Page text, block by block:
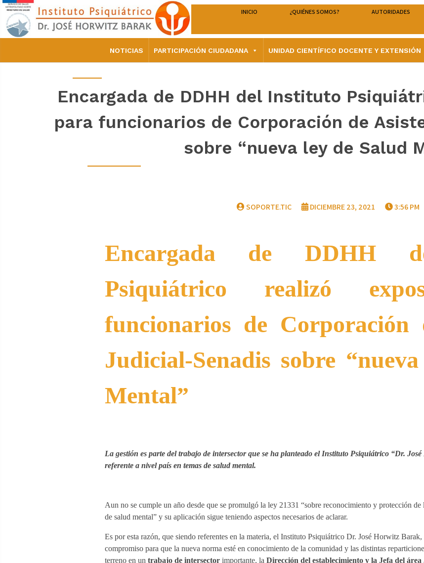
INICIO ¿QUIÉNES SOMOS? AUTORIDADES
NOTICIAS PARTICIPACIÓN CIUDADANA UNIDAD CIENTÍFICO DOCENTE Y EXTENSIÓN
Encargada de DDHH del Instituto
para funcionarios de Corporación de
sobre “nueva ley de Salud
SOPORTE.TIC DICIEMBRE 23, 2021 3:56 PM
Encargada de DDHH
Psiquiátrico realizó
funcionarios de Corporación
Judicial-Senadis sobre
Mental”
La gestión es parte del trabajo de intersector que se ha planteado el Instituto Psiquiátrico “Dr.
referente a nivel país en temas de salud mental.
Aun no se cumple un año desde que se promulgó la ley 21331 “sobre reconocimiento y protección de
de salud mental” y su aplicación sigue teniendo aspectos necesarios de aclarar.
Es por esta razón, que siendo referentes en la materia, el Instituto Psiquiátrico Dr. José Horwitz
compromiso para que la nueva norma esté en conocimiento de la comunidad y las distintas
terreno en un trabajo de intersectorimportante, la Dirección del establecimiento y la Jefa del